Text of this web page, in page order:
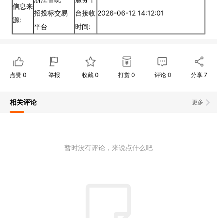
信息来
源:
招投标交易
平台
台接收
时间:
2026-06-12 14:12:01
点赞 0 举报 收藏0 打赏 0 评论 0 分享 7
更多
相关评论
暂时没有评论，来说点什么吧